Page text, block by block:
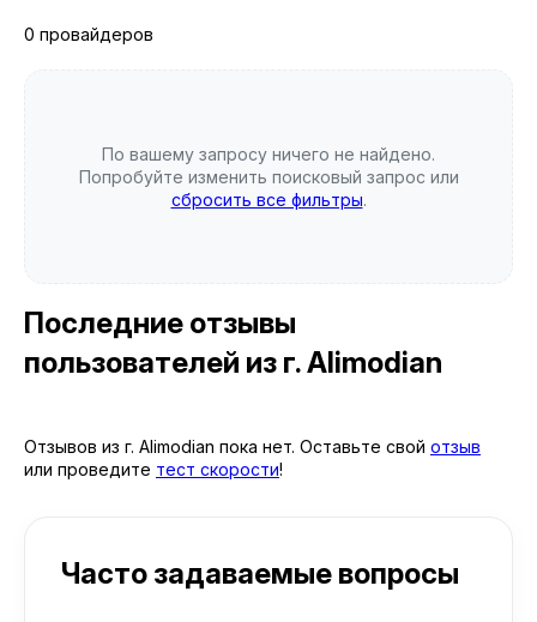
0 провайдеров
По вашему запросу ничего не найдено.
Попробуйте изменить поисковый запрос или
сбросить все фильтры.
Последние отзывы
пользователей из г. Alimodian
Отзывов из г. Alimodian пока нет. Оставьте свой отзыв
или проведите тест скорости!
Часто задаваемые вопросы